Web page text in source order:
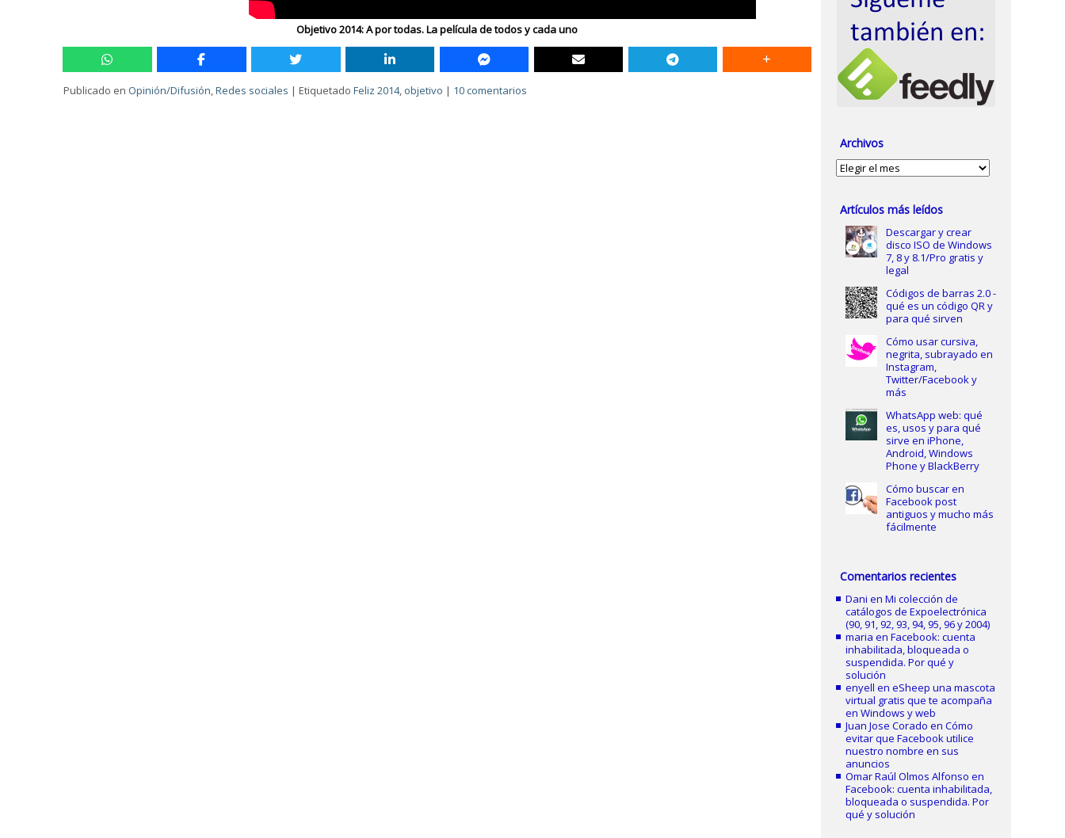
Objetivo 2014: A por todas. La película de todos y cada uno
Publicado en Opinión/Difusión,Redes sociales |Etiquetado Feliz 2014, objetivo | 10 comentarios
Archivos
Archivos
Artículos más leídos
Descargar y crear
disco ISO de Windows
7, 8 y 8.1/Pro gratis y
legal
Códigos de barras 2.0 -
qué es un código QR y
para qué sirven
Cómo usar cursiva,
negrita, subrayado en
Instagram,
Twitter/Facebook y
más
WhatsApp web: qué
es, usos y para qué
sirve en iPhone,
Android, Windows
Phone y BlackBerry
Cómo buscar en
Facebook post
antiguos y mucho más
fácilmente
Comentarios recientes
Dani enMi colección de
catálogos de Expoelectrónica
(90, 91, 92, 93, 94, 95, 96 y 2004)
maria enFacebook: cuenta
inhabilitada, bloqueada o
suspendida. Por qué y
solución
enyell eneSheep una mascota
virtual gratis que te acompaña
en Windows y web
Juan Jose Corado enCómo
evitar que Facebook utilice
nuestro nombre en sus
anuncios
Omar Raúl Olmos Alfonso en
Facebook: cuenta inhabilitada,
bloqueada o suspendida. Por
qué y solución